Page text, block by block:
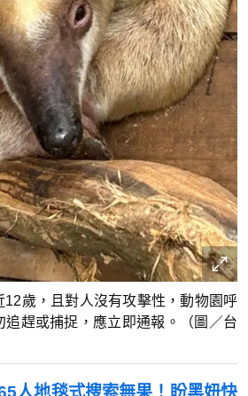
歲，且對人沒有攻擊性，動物園呼
追趕或捕捉，應立即通報。（圖／台
人地毯式搜索無果！盼黑妞快